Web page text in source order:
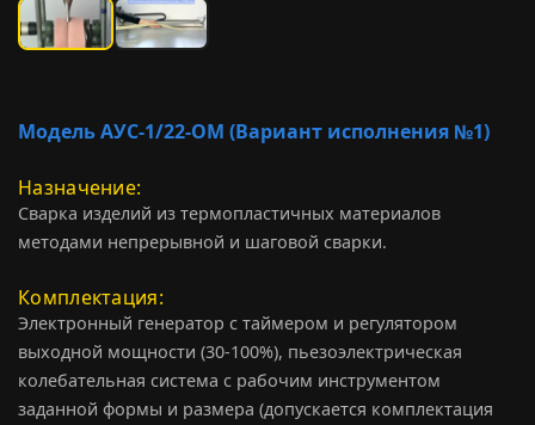
Модель АУС-1/22-ОМ (Вариант исполнения №1)
Назначение
Сварка изделий из термопластичных материалов
методами непрерывной и шаговой сварки.
Комплектация
Электронный генератор с таймером и регулятором
выходной мощности (30-100%), пьезоэлектрическая
колебательная система с рабочим инструментом
заданной формы и размера (допускается комплектация